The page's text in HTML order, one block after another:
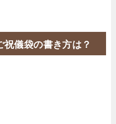
儀袋の書き方は？